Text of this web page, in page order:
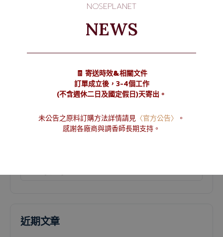
中儲存顯示名稱、電子郵件地址及
近期文章
NOSEPLANET
NEWS
🧾 寄送時效&相關文件
訂單成立後，3-4個工作
(不含週休二日及國定假日)天寄出。
未公告之原料訂購方法詳情請見 〈官方公告〉
。
感謝各廠商與調香師長期支持。